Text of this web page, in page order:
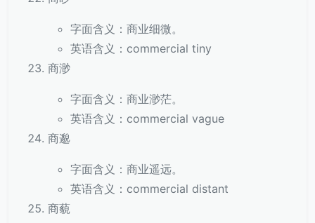
字面含义：商业细微。
英语含义：commercial tiny
商渺
字面含义：商业渺茫。
英语含义：commercial vague
商邈
字面含义：商业遥远。
英语含义：commercial distant
商藐